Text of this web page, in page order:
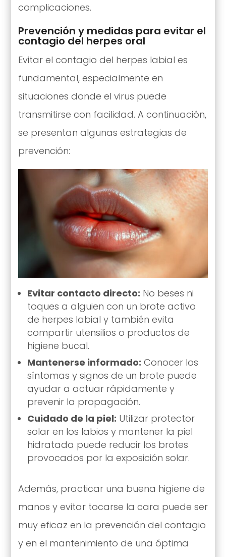
complicaciones.
Prevención y medidas para evitar el
contagio del herpes oral
Evitar el contagio del herpes labial es
fundamental, especialmente en
situaciones donde el virus puede
transmitirse con facilidad. A continuación,
se presentan algunas estrategias de
prevención:
Evitar contacto directo: No beses ni
toques a alguien con un brote activo
de herpes labial y también evita
compartir utensilios o productos de
higiene bucal.
Mantenerse informado: Conocer los
síntomas y signos de un brote puede
ayudar a actuar rápidamente y
prevenir la propagación.
Cuidado de la piel: Utilizar protector
solar en los labios y mantener la piel
hidratada puede reducir los brotes
provocados por la exposición solar.
Además, practicar una buena higiene de
manos y evitar tocarse la cara puede ser
muy eficaz en la prevención del contagio
y en el mantenimiento de una óptima